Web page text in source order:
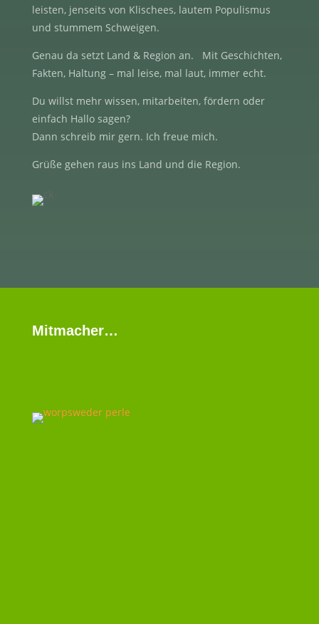
leisten, jenseits von Klischees, lautem Populismus
und stummem Schweigen.
Genau da setzt Land & Region an. Mit Geschichten,
Fakten, Haltung – mal leise, mal laut, immer echt.
Du willst mehr wissen, mitarbeiten, fördern oder
einfach Hallo sagen?
Dann schreib mir gern. Ich freue mich.
Grüße gehen raus ins Land und die Region.
Mitmacher…